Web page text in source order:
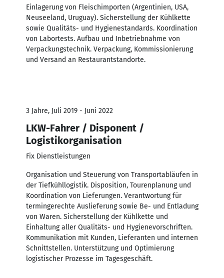
Einlagerung von Fleischimporten (Argentinien, USA,
Neuseeland, Uruguay). Sicherstellung der Kühlkette
sowie Qualitäts- und Hygienestandards. Koordination
von Labortests. Aufbau und Inbetriebnahme von
Verpackungstechnik. Verpackung, Kommissionierung
und Versand an Restaurantstandorte.
3 Jahre, Juli 2019 - Juni 2022
LKW-Fahrer / Disponent /
Logistikorganisation
Fix Dienstleistungen
Organisation und Steuerung von Transportabläufen in
der Tiefkühllogistik. Disposition, Tourenplanung und
Koordination von Lieferungen. Verantwortung für
termingerechte Auslieferung sowie Be- und Entladung
von Waren. Sicherstellung der Kühlkette und
Einhaltung aller Qualitäts- und Hygienevorschriften.
Kommunikation mit Kunden, Lieferanten und internen
Schnittstellen. Unterstützung und Optimierung
logistischer Prozesse im Tagesgeschäft.